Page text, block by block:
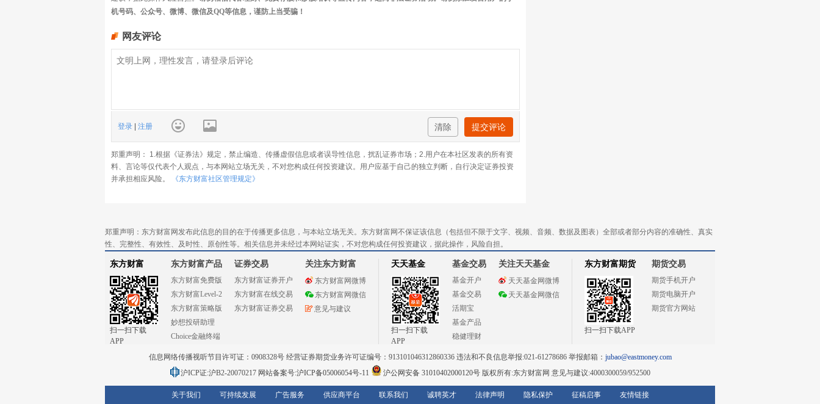
机号码、公众号、微博、微信及QQ等信息，谨防上当受骗！
网友评论
登录 注册 清除 提交评论
郑重声明： 1.根据《证券法》规定，禁止编造、传播虚假信息或者误导性信息，扰乱证券市场；2.用户在本社区发表的所有资
料、言论等仅代表个人观点，与本网站立场无关，不对您构成任何投资建议。用户应基于自己的独立判断，自行决定证券投资
并承担相应风险。
《东方财富社区管理规定》
郑重声明：东方财富网发布此信息的目的在于传播更多信息，与本站立场无关。东方财富网不保证该信息（包括但不限于文字、视频、音频、数据及图表）全部或者部分内容的准确性、真实
性、完整性、有效性、及时性、原创性等。相关信息并未经过本网站证实，不对您构成任何投资建议，据此操作，风险自担。
东方财富
扫一扫下载
APP
东方财富产品
东方财富免费版
东方财富Level-2
东方财富策略版
妙想投研助理
Choice金融终端
证券交易
东方财富证券开户
东方财富在线交易
东方财富证券交易
关注东方财富
东方财富网微博
东方财富网微信
意见与建议
天天基金
扫一扫下载
APP
基金交易
基金开户
基金交易
活期宝
基金产品
稳健理财
关注天天基金
天天基金网微博
天天基金网微信
东方财富期货
扫一扫下载APP
期货交易
期货手机开户
期货电脑开户
期货官方网站
信息网络传播视听节目许可证：0908328号 经营证券期货业务许可证编号：913101046312860336 违法和不良信息举报:021-61278686 举报邮箱： jubao@eastmoney.com
沪ICP证:沪B2-20070217 网站备案号:沪ICP备05006054号-11 沪公网安备 31010402000120号版权所有:东方财富网 意见与建议:4000300059/952500
关于我们 可持续发展 广告服务 供应商平台 联系我们 诚聘英才 法律声明 隐私保护 征稿启事 友情链接